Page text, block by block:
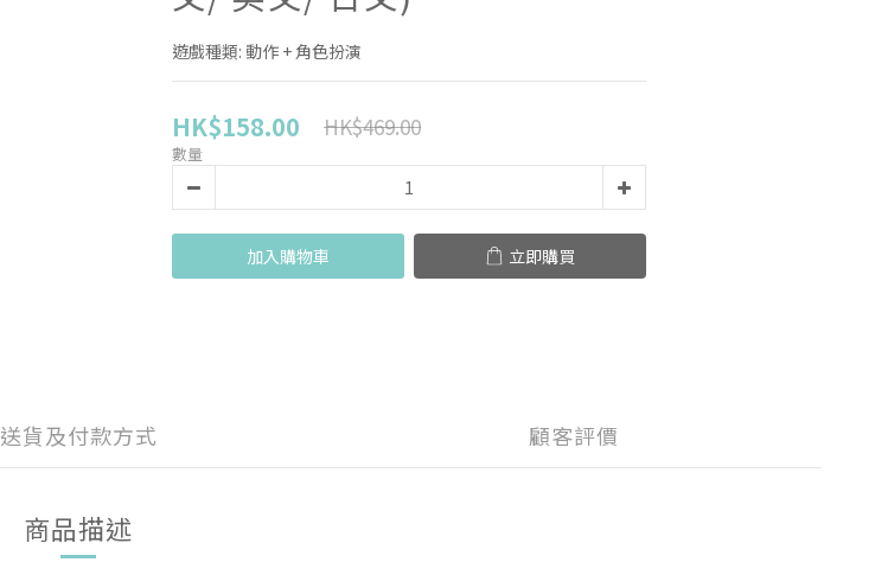
遊戲種類: 動作 + 角色扮演
HK$158.00 HK$469.00
數量
加入購物車 立即購買
送貨及付款方式 顧客評價
商品描述